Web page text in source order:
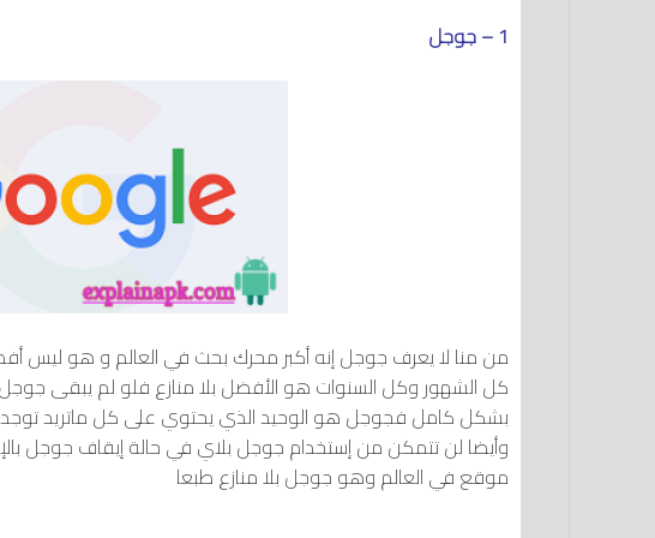
1 – جوجل
من منا لا يعرف جوجل إنه أكبر محرك بحث في العالم و هو ليس
كل الشهور وكل السنوات هو الأفضل بلا منازع فلو لم يبقى
بشكل كامل فجوجل هو الوحيد الذي يحتوي على كل ماتريد
وأيضا لن تتمكن من إستخدام جوجل بلاي في حالة إيقاف جوجل
موقع في العالم وهو جوجل بلا منازع طبعا